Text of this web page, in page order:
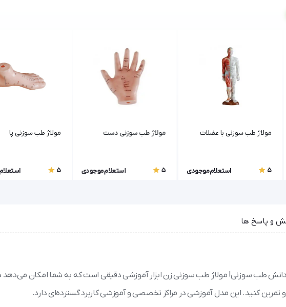
مولاژ طب سوزنی با عضلات
5 استعلام موجودی
مولاژ طب سوزنی دست
5 استعلام موجودی
مولاژ طب سوزنی پا
5
و پاسخ ها
دانش طب سوزنی! مولاژ طب سوزنی زن ابزار آموزشی دقیقی است که به شما امکان می‌دهد
کنید. این مدل آموزشی در مراکز تخصصی و آموزشی کاربرد گسترده‌ای دارد.